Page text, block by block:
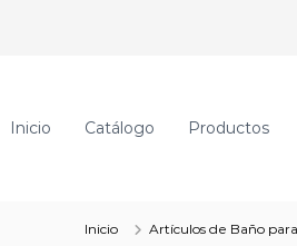
P
P
Inicio Catálogo Productos
Inicio Artículos de Baño